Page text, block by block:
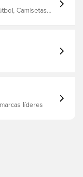
Camisetas
líderes